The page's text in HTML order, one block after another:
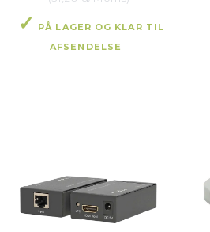
PÅ LAGER OG KLAR TIL
AFSENDELSE